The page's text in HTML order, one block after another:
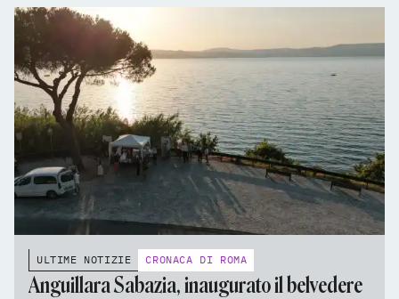
ULTIME NOTIZIE CRONACA DI ROMA
Anguillara Sabazia, inaugurato il belvedere